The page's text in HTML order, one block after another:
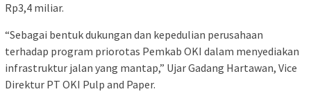
Rp3,4 miliar.
“Sebagai bentuk dukungan dan kepedulian perusahaan
terhadap program priorotas Pemkab OKI dalam menyediakan
infrastruktur jalan yang mantap,” Ujar Gadang Hartawan, Vice
Direktur PT OKI Pulp and Paper.